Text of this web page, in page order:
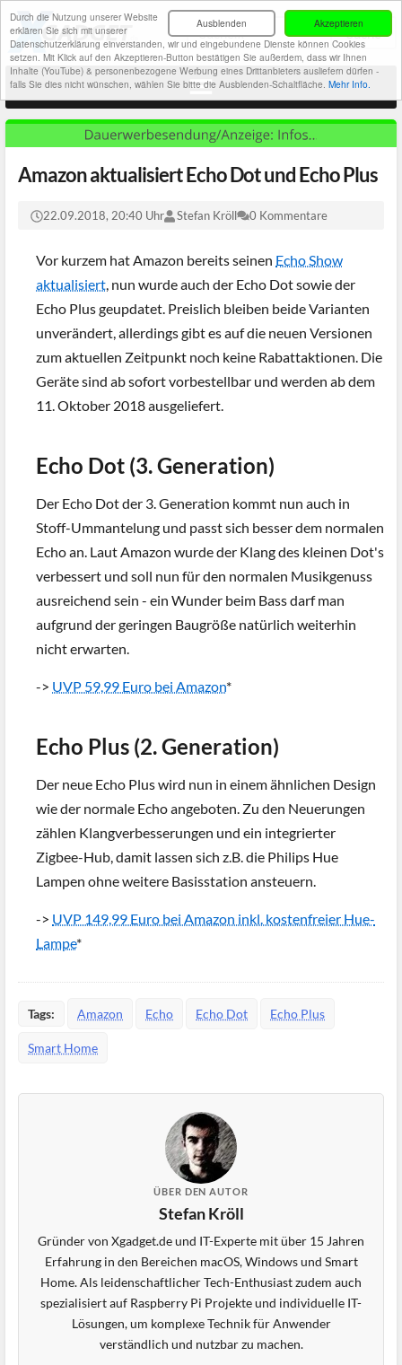
Akzeptieren
Ausblenden
Durch die Nutzung unserer Website
erklären Sie sich mit unserer
Datenschutzerklärung einverstanden, wir und eingebundene Dienste können Cookies
setzen. Mit Klick auf den Akzeptieren-Button bestätigen Sie außerdem, dass wir Ihnen
Inhalte (YouTube) & personenbezogene Werbung eines Drittanbieters ausliefern dürfen -
falls Sie dies nicht wünschen, wählen Sie bitte die Ausblenden-Schaltfläche. Mehr Info.
Amazon aktualisiert Echo Dot und Echo Plus
22.09.2018, 20:40 Uhr Stefan Kröll 0 Kommentare
Vor kurzem hat Amazon bereits seinen Echo Show
aktualisiert, nun wurde auch der Echo Dot sowie der
Echo Plus geupdatet. Preislich bleiben beide Varianten
unverändert, allerdings gibt es auf die neuen Versionen
zum aktuellen Zeitpunkt noch keine Rabattaktionen. Die
Geräte sind ab sofort vorbestellbar und werden ab dem
11. Oktober 2018 ausgeliefert.
Echo Dot (3. Generation)
Der Echo Dot der 3. Generation kommt nun auch in
Stoff-Ummantelung und passt sich besser dem normalen
Echo an. Laut Amazon wurde der Klang des kleinen Dot's
verbessert und soll nun für den normalen Musikgenuss
ausreichend sein - ein Wunder beim Bass darf man
aufgrund der geringen Baugröße natürlich weiterhin
nicht erwarten.
-> UVP 59,99 Euro bei Amazon*
Echo Plus (2. Generation)
Der neue Echo Plus wird nun in einem ähnlichen Design
wie der normale Echo angeboten. Zu den Neuerungen
zählen Klangverbesserungen und ein integrierter
Zigbee-Hub, damit lassen sich z.B. die Philips Hue
Lampen ohne weitere Basisstation ansteuern.
-> UVP 149,99 Euro bei Amazon inkl. kostenfreier Hue-
Lampe*
Tags: Amazon Echo Echo Dot Echo Plus
Smart Home
ÜBER DEN AUTOR
Stefan Kröll
Gründer von Xgadget.de und IT-Experte mit über 15 Jahren
Erfahrung in den Bereichen macOS, Windows und Smart
Home. Als leidenschaftlicher Tech-Enthusiast zudem auch
spezialisiert auf Raspberry Pi Projekte und individuelle IT-
Lösungen, um komplexe Technik für Anwender
verständlich und nutzbar zu machen.